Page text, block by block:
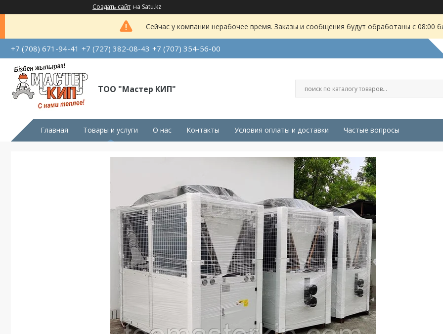
Создать сайт на Satu.kz
Сейчас у компании нерабочее время. Заказы и сообщения будут обработаны с 08:00
+7 (708) 671-94-41 +7 (727) 382-08-43 +7 (707) 354-56-00
ТОО "Мастер КИП"
Главная Товары и услуги О нас Контакты Условия оплаты и доставки Частые вопросы